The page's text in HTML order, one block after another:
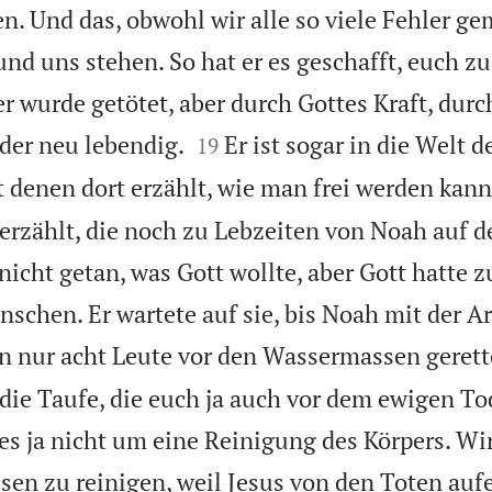
Und das, obwohl wir alle so viele Fehler
uns stehen. So hat er es geschafft, euch
wurde getötet, aber durch Gottes Kraft,
neu lebendig.
19 Er ist sogar in die Welt
dort erzählt, wie man frei werden
die noch zu Lebzeiten von Noah auf
getan, was Gott wollte, aber Gott hatte
Er wartete auf sie, bis Noah mit der
nur acht Leute vor den Wassermassen
Taufe, die euch ja auch vor dem ewigen
ja nicht um eine Reinigung des Körpers.
zu reinigen, weil Jesus von den Toten